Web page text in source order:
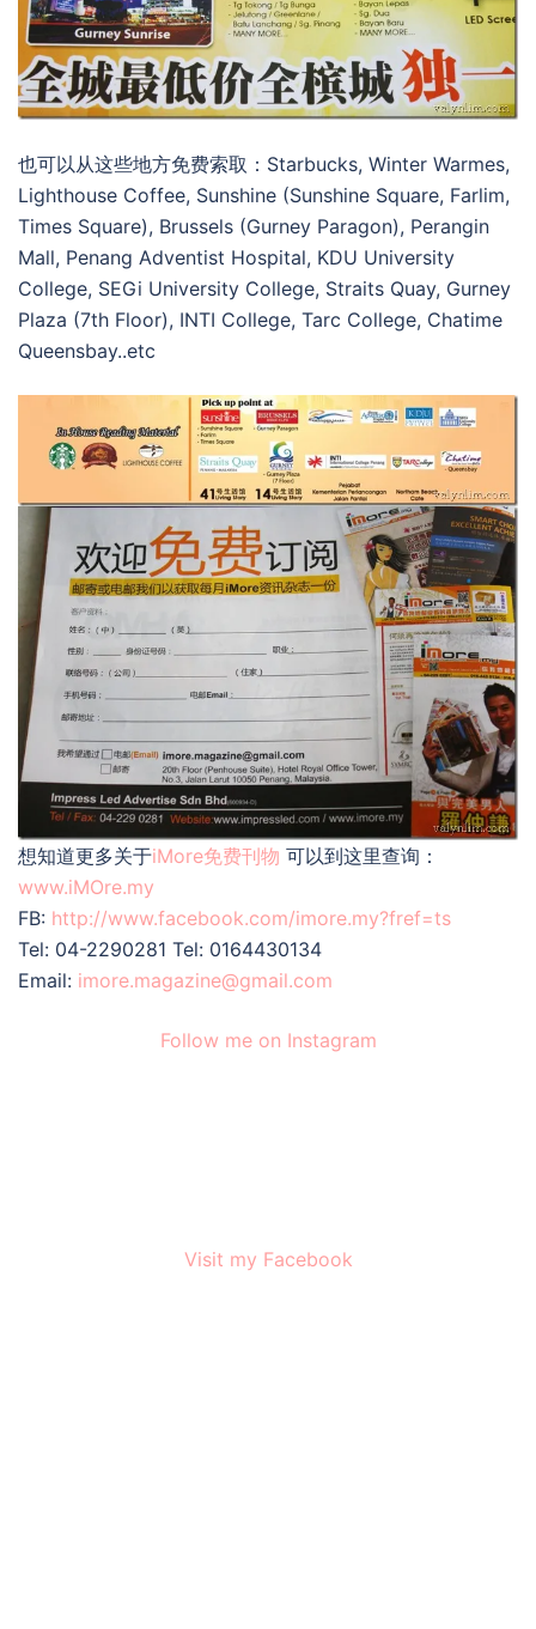
也可以从这些地方免费索取：Starbucks, Winter Warmes,
Lighthouse Coffee, Sunshine (Sunshine Square, Farlim,
Times Square), Brussels (Gurney Paragon), Perangin
Mall, Penang Adventist Hospital, KDU University
College, SEGi University College, Straits Quay, Gurney
Plaza (7th Floor), INTI College, Tarc College, Chatime
Queensbay..etc
想知道更多关于iMore免费刊物 可以到这里查询：
www.iMOre.my
FB: http://www.facebook.com/imore.my?fref=ts
Tel: 04-2290281 Tel: 0164430134
Email: imore.magazine@gmail.com
Follow me on Instagram
Visit my Facebook